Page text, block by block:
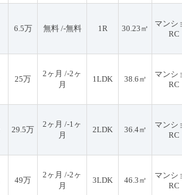
6.5万 無料 /-無料 1R 30.23㎡
マンシ
RC
25万
2ヶ月 /-2ヶ
月
1LDK 38.6㎡
マンシ
RC
29.5万
2ヶ月 /-1ヶ
月
2LDK 36.4㎡
マンシ
RC
49万
2ヶ月 /-2ヶ
月
3LDK 46.3㎡
マンシ
RC